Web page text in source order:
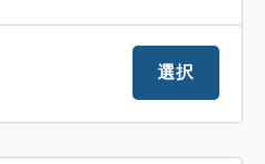
選択